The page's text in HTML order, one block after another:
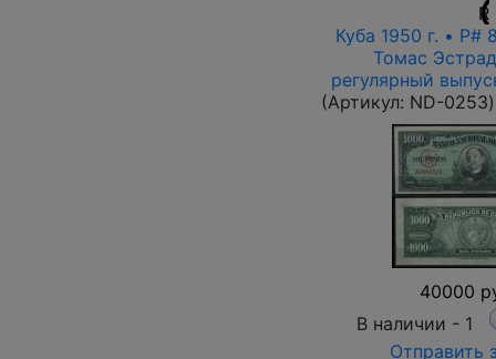
R
Куба 1950 г. • P#
Томас
регулярный
(Артикул: ND-0253)
40000
В наличии - 1
Отправить